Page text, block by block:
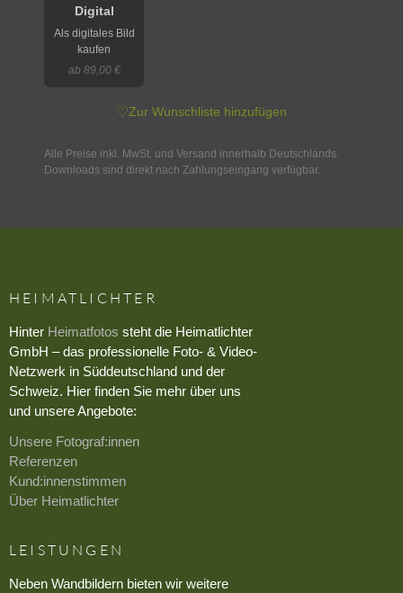
Digital
Als digitales Bild
kaufen
ab 89,00 €
♡Zur Wunschliste hinzufügen
Alle Preise inkl. MwSt. und Versand innerhalb Deutschlands.
Downloads sind direkt nach Zahlungseingang verfügbar.
HEIMATLICHTER
Hinter Heimatfotos steht die Heimatlichter
GmbH – das professionelle Foto- & Video-
Netzwerk in Süddeutschland und der
Schweiz. Hier finden Sie mehr über uns
und unsere Angebote:
Unsere Fotograf:innen
Referenzen
Kund:innenstimmen
Über Heimatlichter
LEISTUNGEN
Neben Wandbildern bieten wir weitere